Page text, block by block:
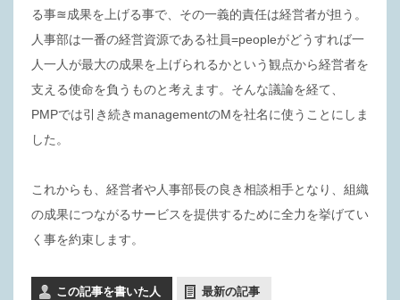
る事≊成果を上げる事で、その一義的責任は経営者が担う。
人事部は一番の経営資源である社員=peopleがどうすれば一
人一人が最大の成果を上げられるかという観点から経営者を
支える使命を負うものと考えます。そんな議論を経て、
PMPでは引き続きmanagementのMを社名に使うことにしま
した。
これからも、経営者や人事部長の良き相談相手となり、組織
の成果につながるサービスを提供するために全力を挙げてい
く事を約束します。
この記事を書いた人 最新の記事